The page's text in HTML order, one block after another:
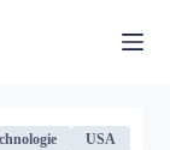
USA